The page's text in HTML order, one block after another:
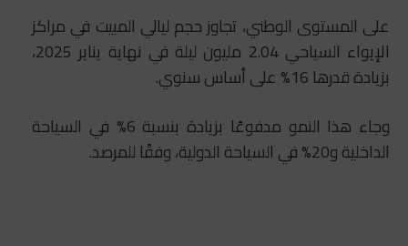
على المستوى الوطني، تجاوز حجم ليالي المبيت في مراكز
الإيواء السياحي 2.04 مليون ليلة في نهاية يناير 2025،
بزيادة قدرها 16% على أساس سنوي.
وجاء هذا النمو مدفوعًا بزيادة بنسبة 6% في السياحة
الداخلية و20% في السياحة الدولية، وفقًا للمرصد.